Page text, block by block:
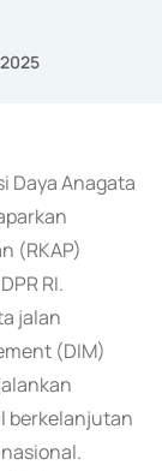
Daya Anagata
(RKAP)
RI.
jalan
(DIM)
berkelanjutan